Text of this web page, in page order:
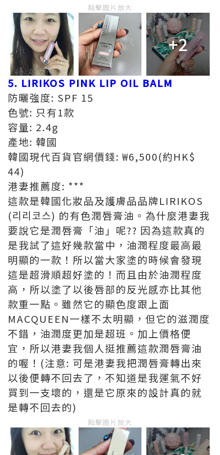
點擊圖片放大
+2
5. LIRIKOS PINK LIP OIL BALM
防曬強度: SPF 15
色號: 只有1款
容量: 2.4g
產地: 韓國
韓國現代百貨官網價錢: ₩6,500(約HK$
44)
港妻推薦度: ***
這款是韓國化妝品及護膚品品牌LIRIKOS
(리리코스) 的有色潤唇膏油。為什麼港妻我
要說它是潤唇膏「油」呢?? 因為這款真的
是我試了這好幾款當中，油潤程度最高最
明顯的一款！所以當大家塗的時候會發現
這是超滑順超好塗的！而且由於油潤程度
高，所以塗了以後唇部的反光感亦比其他
款重一點。雖然它的顯色度跟上面
MACQUEEN一樣不太明顯，但它的滋潤度
不錯，油潤度更加是超班。加上價格便
宜，所以港妻我個人挺推薦這款潤唇膏油
的喔！(注意: 可是港妻我把潤唇膏轉出來
以後便轉不回去了，不知道是我運氣不好
買到一支壞的，還是它原來的設計真的就
是轉不回去的)
點擊圖片放大